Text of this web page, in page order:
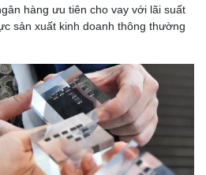
hàng ưu tiên cho vay với lãi suất
sản xuất kinh doanh thông thường